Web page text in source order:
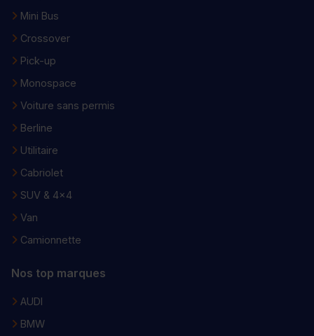
Mini Bus
Crossover
Pick-up
Monospace
Voiture sans permis
Berline
Utilitaire
Cabriolet
SUV & 4x4
Van
Camionnette
Nos top marques
AUDI
BMW